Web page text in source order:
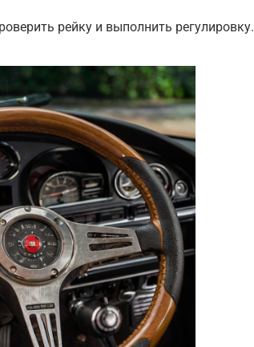
рейку и выполнить регулировку.